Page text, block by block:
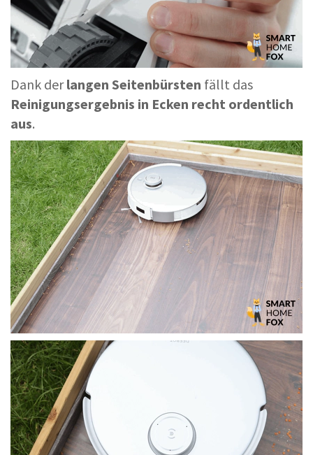
Dank derlangen Seitenbürsten fällt das
Reinigungsergebnis in Ecken recht ordentlich
aus.